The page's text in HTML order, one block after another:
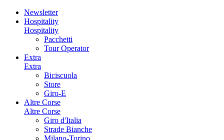
Newsletter
Hospitality
Hospitality
Pacchetti
Tour Operator
Extra
Extra
Biciscuola
Store
Giro-E
Altre Corse
Altre Corse
Giro d'Italia
Strade Bianche
Milano-Torino